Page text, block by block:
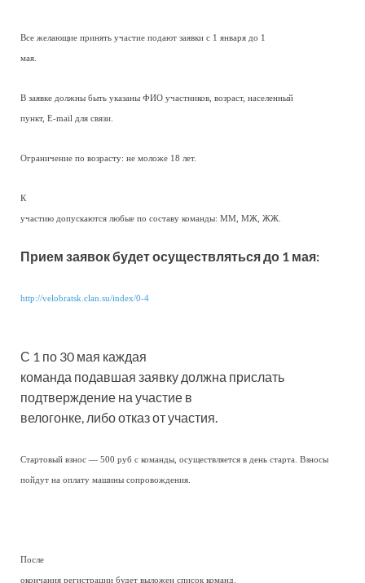
Все желающие принять участие подают заявки с 1 января до 1
мая.
В заявке должны быть указаны ФИО участников, возраст, населенный
пункт, E-mail для связи.
Ограничение по возрасту: не моложе 18 лет.
К
участию допускаются любые по составу команды: ММ, МЖ, ЖЖ.
Прием заявок будет осуществляться до 1 мая:
http://velobratsk.clan.su/index/0-4
С 1 по 30 мая каждая
команда подавшая заявку должна прислать
подтверждение на участие в
велогонке, либо отказ от участия.
Стартовый взнос — 500 руб с команды, осуществляется в день старта. Взносы
пойдут на оплату машины сопровождения.
После
окончания регистрации будет выложен список команд.